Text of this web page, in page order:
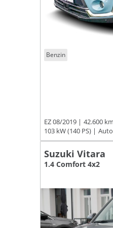
Benzin
EZ 08/2019
42.600 km
103 kW (140 PS)
Suzuki Vitara
1.4 Comfort 4x2